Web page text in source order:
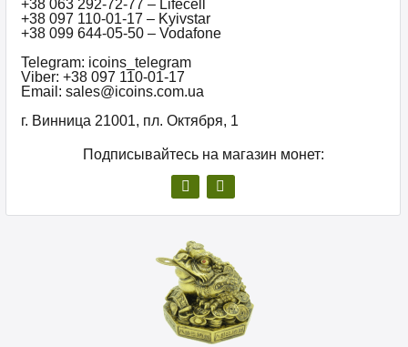
+38 063 292-72-77 – Lifecell
+38 097 110-01-17 – Kyivstar
+38 099 644-05-50 – Vodafone
Telegram: icoins_telegram
Viber: +38 097 110-01-17
Email: sales@icoins.com.ua
г. Винница 21001, пл. Октября, 1
Подписывайтесь на магазин монет: